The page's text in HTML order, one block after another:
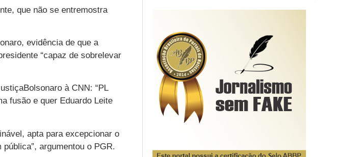
que não se entremostra
evidência de que a
“capaz de sobrelevar
à CNN: “PL
fusão e quer Eduardo Leite
apta para excepcionar o
argumentou o PGR.